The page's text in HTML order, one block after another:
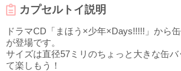
カプセルトイ説明
ドラマCD「まほう×少年×Days!!!!!」から
が登場です。
サイズは直径57ミリのちょっと大きな缶
て楽しもう！